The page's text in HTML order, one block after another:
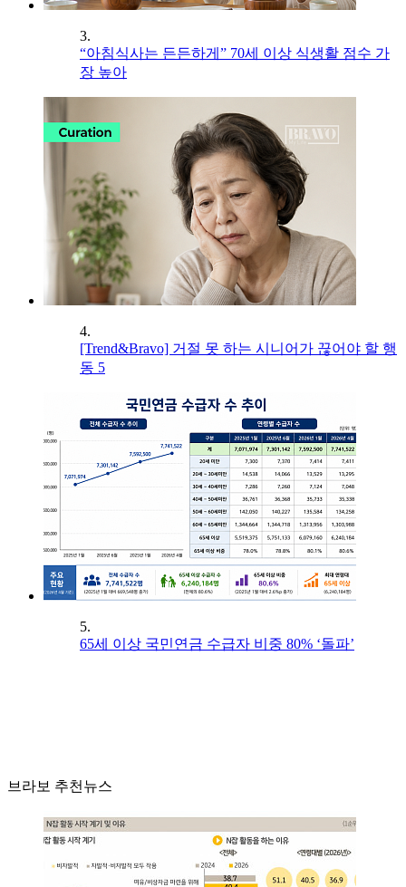
3.
“아침식사는 든든하게” 70세 이상 식생활 점수 가
장 높아
4.
[Trend&Bravo] 거절 못 하는 시니어가 끊어야 할 행
동 5
5.
65세 이상 국민연금 수급자 비중 80% ‘돌파’
브라보 추천뉴스